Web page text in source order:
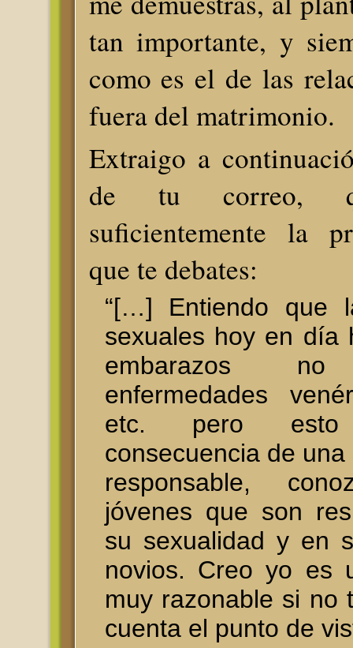
tan importante, y
como es el de las
fuera del matrimonio.
Extraigo a
de tu correo,
suficientemente la
que te debates:
“[…] Entiendo que
sexuales hoy en día
embarazos no
enfermedades
etc. pero
consecuencia de
responsable,
jóvenes que son
su sexualidad y en
novios. Creo yo es
muy razonable si no
cuenta el punto de